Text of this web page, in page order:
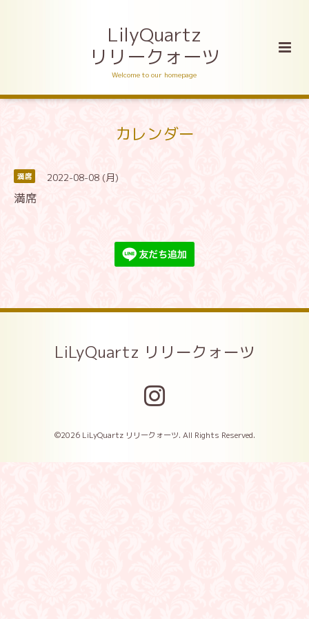
LilyQuartz
リリークォーツ
Welcome to our homepage
カレンダー
満席 2022-08-08 (月)
満席
LiLyQuartz リリークォーツ
©2026 LiLyQuartz リリークォーツ. All Rights Reserved.